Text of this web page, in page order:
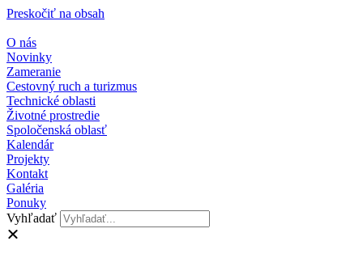
Preskočiť na obsah
O nás
Novinky
Zameranie
Cestovný ruch a turizmus
Technické oblasti
Životné prostredie
Spoločenská oblasť
Kalendár
Projekty
Kontakt
Galéria
Ponuky
Vyhľadať